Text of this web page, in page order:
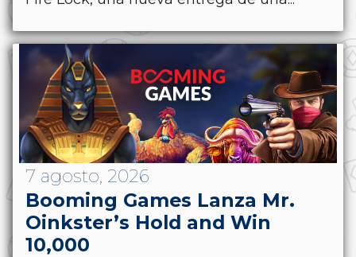
7 agosto, 2026
Booming Games Lanza Mr.
Oinkster’s Hold and Win
10,000